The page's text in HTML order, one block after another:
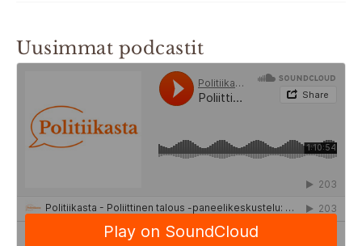
Uusimmat podcastit